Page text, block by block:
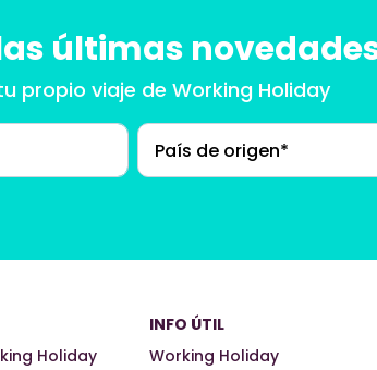
últimas
propio viaje de Working Holiday
Holiday
INFO ÚTIL
Working Holiday